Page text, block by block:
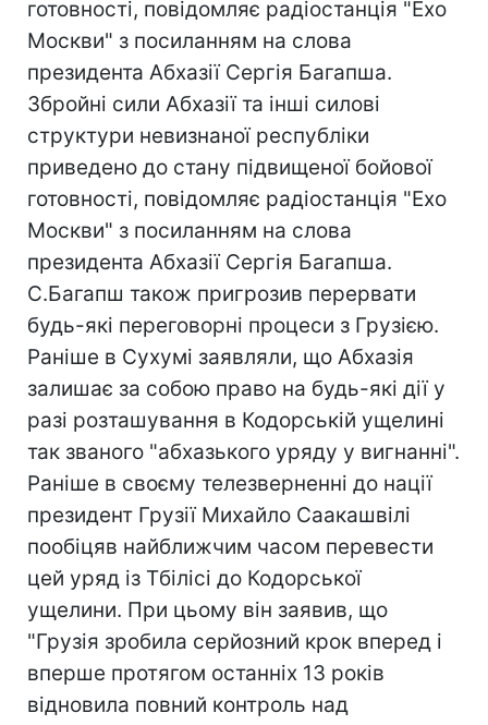
готовності, повідомляє радіостанція "Ехо
Москви" з посиланням на слова
президента Абхазії Сергія Багапша.
Збройні сили Абхазії та інші силові
структури невизнаної республіки
приведено до стану підвищеної бойової
готовності, повідомляє радіостанція "Ехо
Москви" з посиланням на слова
президента Абхазії Сергія Багапша.
С.Багапш також пригрозив перервати
будь-які переговорні процеси з Грузією.
Раніше в Сухумі заявляли, що Абхазія
залишає за собою право на будь-які дії у
разі розташування в Кодорській ущелині
так званого "абхазького уряду у вигнанні".
Раніше в своєму телезверненні до нації
президент Грузії Михайло Саакашвілі
пообіцяв найближчим часом перевести
цей уряд із Тбілісі до Кодорської
ущелини. При цьому він заявив, що
"Грузія зробила серйозний крок вперед і
вперше протягом останніх 13 років
відновила повний контроль над